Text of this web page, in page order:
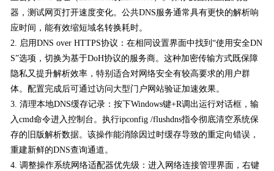
器，测试网页打开速度变化。公共DNS服务通常具有更快的解析响
应时间，能有效缩短域名转换耗时。
2. 启用DNS over HTTPS协议：在相同设置界面中找到“使用安全DN
S”选项，切换为基于DoH协议的服务商。这种加密传输方式既保障
隐私又提升解析效率，特别适合对网络安全有较高要求的用户群
体。配置完成后可通过访问大型门户网站验证加速效果。
3. 清理本地DNS缓存记录：按下Windows键+R调出运行对话框，输
入cmd命令进入控制台。执行ipconfig /flushdns指令彻底清空系统保
存的旧版解析数据。该操作能消除因过时缓存导致的重定向错误，
重建新鲜的DNS查询通道。
4. 调整操作系统网络适配器优先级：进入网络连接管理界面，右键